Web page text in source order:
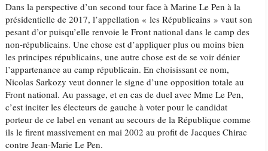
Dans la perspective d’un second tour face à Marine Le Pen à la
présidentielle de 2017, l’appellation « les Républicains » vaut son
pesant d’or puisqu’elle renvoie le Front national dans le camp des
non-républicains. Une chose est d’appliquer plus ou moins bien
les principes républicains, une autre chose est de se voir dénier
l’appartenance au camp républicain. En choisissant ce nom,
Nicolas Sarkozy veut donner le signe d’une opposition totale au
Front national. Au passage, et en cas de duel avec Mme Le Pen,
c’est inciter les électeurs de gauche à voter pour le candidat
porteur de ce label en venant au secours de la République comme
ils le firent massivement en mai 2002 au profit de Jacques Chirac
contre Jean-Marie Le Pen.